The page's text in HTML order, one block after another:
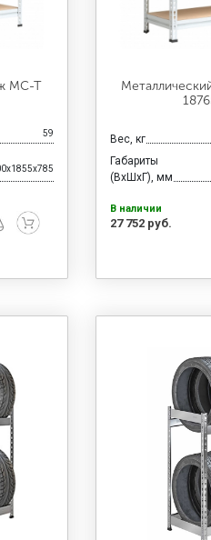
МС-Т
59 Вес, кг
Габариты
(ВхШхГ), мм
В наличии
27 752 руб.